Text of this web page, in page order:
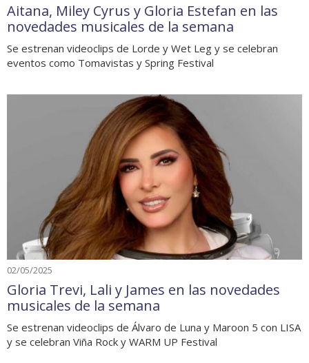
Aitana, Miley Cyrus y Gloria Estefan en las
novedades musicales de la semana
Se estrenan videoclips de Lorde y Wet Leg y se celebran
eventos como Tomavistas y Spring Festival
02/05/2025
Gloria Trevi, Lali y James en las novedades
musicales de la semana
Se estrenan videoclips de Álvaro de Luna y Maroon 5 con LISA
y se celebran Viña Rock y WARM UP Festival